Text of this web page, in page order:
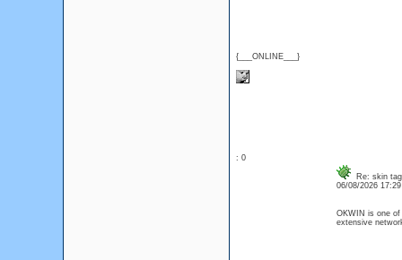
{___ONLINE___}
: 0
Re: skin
06/08/2026
OKWIN is one of
extensive